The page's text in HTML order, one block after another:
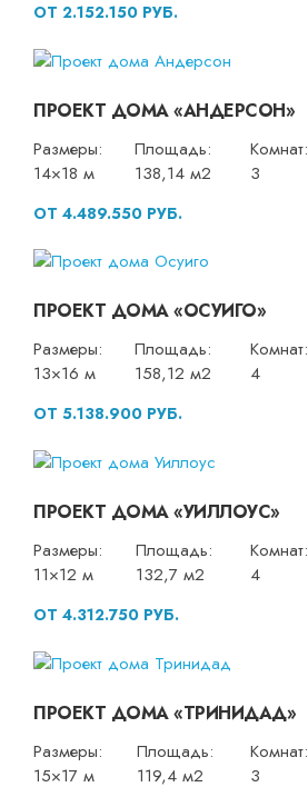
ОТ 2.152.150 РУБ.
ПРОЕКТ ДОМА «АНДЕРСОН»
Размеры:
14×18 м
Площадь:
138,14 м2
Комнат:
3
ОТ 4.489.550 РУБ.
ПРОЕКТ ДОМА «ОСУИГО»
Размеры:
13×16 м
Площадь:
158,12 м2
Комнат:
4
ОТ 5.138.900 РУБ.
ПРОЕКТ ДОМА «УИЛЛОУС»
Размеры:
11×12 м
Площадь:
132,7 м2
Комнат:
4
ОТ 4.312.750 РУБ.
ПРОЕКТ ДОМА «ТРИНИДАД»
Размеры:
15×17 м
Площадь:
119,4 м2
Комнат:
3